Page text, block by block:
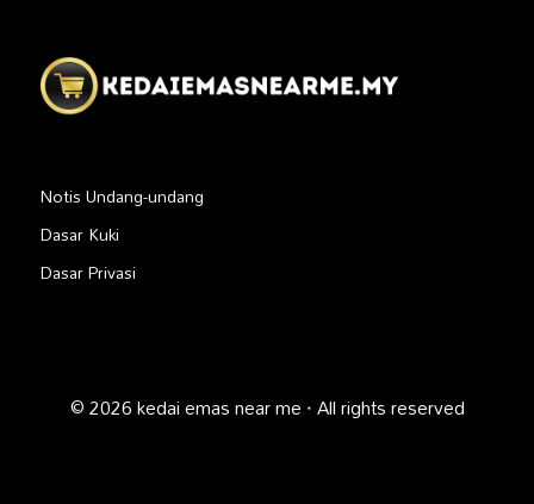
Notis Undang-undang
Dasar Kuki
Dasar Privasi
© 2026 kedai emas near me · All rights reserved